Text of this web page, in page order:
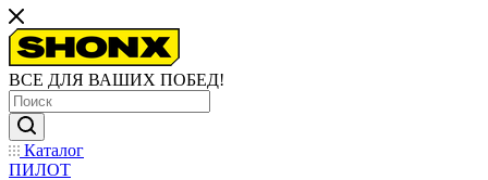
ВСЕ ДЛЯ ВАШИХ ПОБЕД!
Каталог
ПИЛОТ